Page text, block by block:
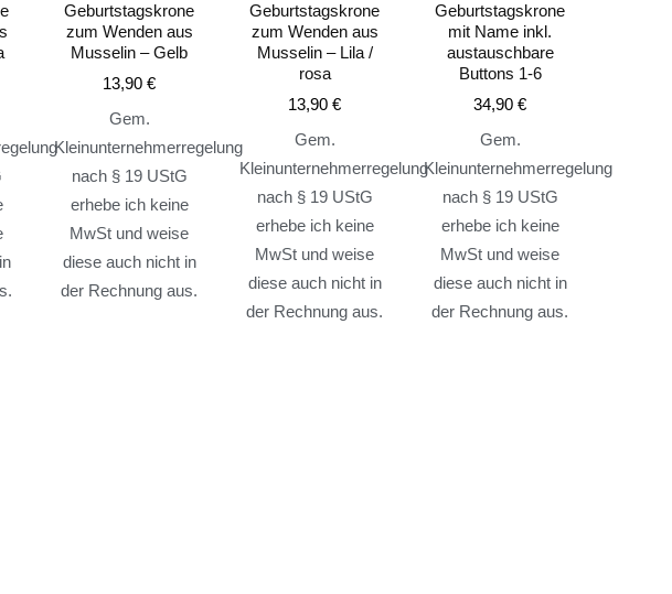
Geburtstagskrone
zum Wenden aus
Musselin – Gelb
13,90€
Gem.
Kleinunternehmerregelung
nach § 19 UStG
erhebe ich keine
MwSt und weise
diese auch nicht in
der Rechnung aus.
Geburtstagskrone
zum Wenden aus
Musselin – Lila /
rosa
13,90€
Gem.
Kleinunternehmerregelung
nach § 19 UStG
erhebe ich keine
MwSt und weise
diese auch nicht in
der Rechnung aus.
Geburtstagskrone
mit Name inkl.
austauschbare
Buttons 1-6
34,90 €
Gem.
Kleinunternehmerregelung
nach § 19 UStG
erhebe ich keine
MwSt und weise
diese auch nicht in
der Rechnung aus.